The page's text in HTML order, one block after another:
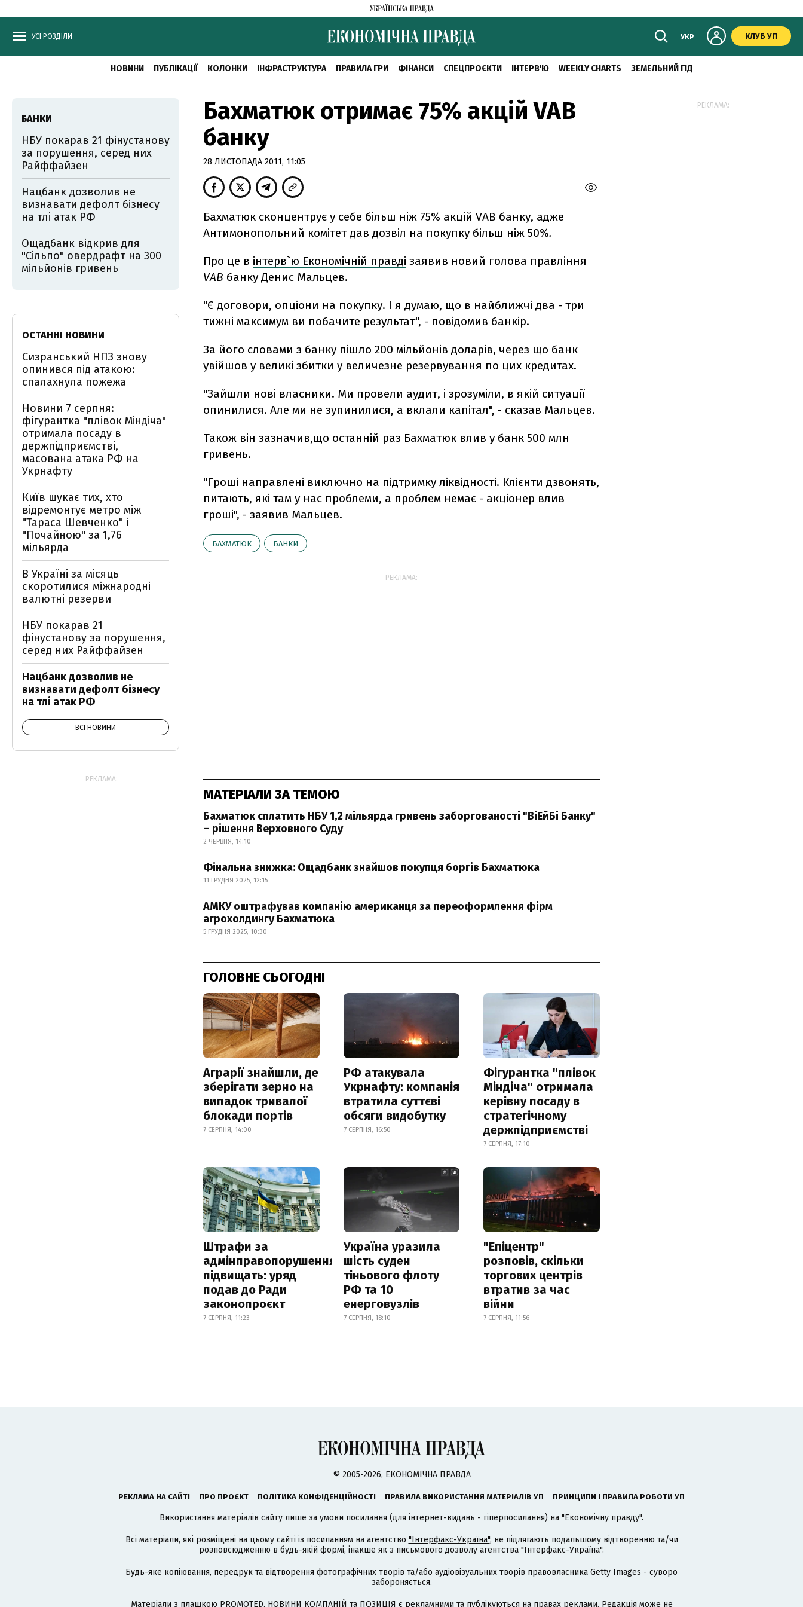
УСІ РОЗДІЛИ УКР КЛУБ УП
НОВИНИ ПУБЛІКАЦІЇ КОЛОНКИ ІНФРАСТРУКТУРА ПРАВИЛА ГРИ ФІНАНСИ СПЕЦПРОЄКТИ ІНТЕРВ'Ю WEEKLY CHARTS ЗЕМЕЛЬНИЙ ГІД
Бахматюк отримає 75% акцій VAB
банку
28 ЛИСТОПАДА 2011, 11:05
Бахматюк сконцентрує у себе більш ніж 75% акцій VAB банку, адже
Антимонопольний комітет дав дозвіл на покупку більш ніж 50%.
Про це в інтерв`ю Економічній правді заявив новий голова правління
VAB банку Денис Мальцев.
"Є договори, опціони на покупку. І я думаю, що в найближчі два - три
тижні максимум ви побачите результат", - повідомив банкір.
За його словами з банку пішло 200 мільйонів доларів, через що банк
увійшов у великі збитки у величезне резервування по цих кредитах.
"Зайшли нові власники. Ми провели аудит, і зрозуміли, в якій ситуації
опинилися. Але ми не зупинилися, а вклали капітал", - сказав Мальцев.
Також він зазначив,що останній раз Бахматюк влив у банк 500 млн
гривень.
"Гроші направлені виключно на підтримку ліквідності. Клієнти дзвонять,
питають, які там у нас проблеми, а проблем немає - акціонер влив
гроші", - заявив Мальцев.
БАХМАТЮК БАНКИ
РЕКЛАМА:
МАТЕРІАЛИ ЗА ТЕМОЮ
Бахматюк сплатить НБУ 1,2 мільярда гривень заборгованості "ВіЕйБі Банку"
– рішення Верховного Суду
2 ЧЕРВНЯ, 14:10
Фінальна знижка: Ощадбанк знайшов покупця боргів Бахматюка
11 ГРУДНЯ 2025, 12:15
АМКУ оштрафував компанію американця за переоформлення фірм
агрохолдингу Бахматюка
5 ГРУДНЯ 2025, 10:30
ГОЛОВНЕ СЬОГОДНІ
Аграрії знайшли, де
зберігати зерно на
випадок тривалої
блокади портів
7 СЕРПНЯ, 14:00
РФ атакувала
Укрнафту: компанія
втратила суттєві
обсяги видобутку
7 СЕРПНЯ, 16:50
Фігурантка "плівок
Міндіча" отримала
керівну посаду в
стратегічному
держпідприємстві
7 СЕРПНЯ, 17:10
Штрафи за
адмінправопорушення
підвищать: уряд
подав до Ради
законопроєкт
7 СЕРПНЯ, 11:23
Україна уразила
шість суден
тіньового флоту
РФ та 10
енерговузлів
7 СЕРПНЯ, 18:10
"Епіцентр"
розповів, скільки
торгових центрів
втратив за час
війни
7 СЕРПНЯ, 11:56
БАНКИ
НБУ покарав 21 фінустанову
за порушення, серед них
Райффайзен
Нацбанк дозволив не
визнавати дефолт бізнесу
на тлі атак РФ
Ощадбанк відкрив для
"Сільпо" овердрафт на 300
мільйонів гривень
ОСТАННІ НОВИНИ
Сизранський НПЗ знову
опинився під атакою:
спалахнула пожежа
Новини 7 серпня:
фігурантка "плівок Міндіча"
отримала посаду в
держпідприємстві,
масована атака РФ на
Укрнафту
Київ шукає тих, хто
відремонтує метро між
"Тараса Шевченко" і
"Почайною" за 1,76
мільярда
В Україні за місяць
скоротилися міжнародні
валютні резерви
НБУ покарав 21
фінустанову за порушення,
серед них Райффайзен
Нацбанк дозволив не
визнавати дефолт бізнесу
на тлі атак РФ
ВСІ НОВИНИ
РЕКЛАМА:
РЕКЛАМА:
© 2005-2026, ЕКОНОМІЧНА ПРАВДА
РЕКЛАМА НА САЙТІ ПРО ПРОЄКТ ПОЛІТИКА КОНФІДЕНЦІЙНОСТІ ПРАВИЛА ВИКОРИСТАННЯ МАТЕРІАЛІВ УП ПРИНЦИПИ І ПРАВИЛА РОБОТИ УП
Використання матеріалів сайту лише за умови посилання (для інтернет-видань - гіперпосилання) на "Економічну правду".
Всі матеріали, які розміщені на цьому сайті із посиланням на агентство "Інтерфакс-Україна", не підлягають подальшому відтворенню та/чи
розповсюдженню в будь-якій формі, інакше як з письмового дозволу агентства "Інтерфакс-Україна".
Будь-яке копіювання, передрук та відтворення фотографічних творів та/або аудіовізуальних творів правовласника Getty Images - суворо
забороняється.
Матеріали з плашкою PROMOTED, НОВИНИ КОМПАНІЙ та ПОЗИЦІЯ є рекламними та публікуються на правах реклами. Редакція може не